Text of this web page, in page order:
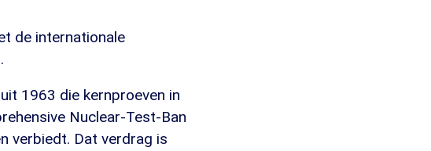
de internationale
1963 die kernproeven in
Nuclear-Test-Ban
verbiedt. Dat verdrag is